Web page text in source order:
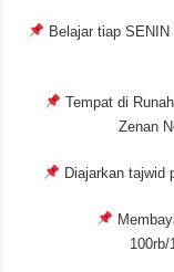
Belajar tiap
Tempat di
Zenan
Diajarkan tajwid
100rb/